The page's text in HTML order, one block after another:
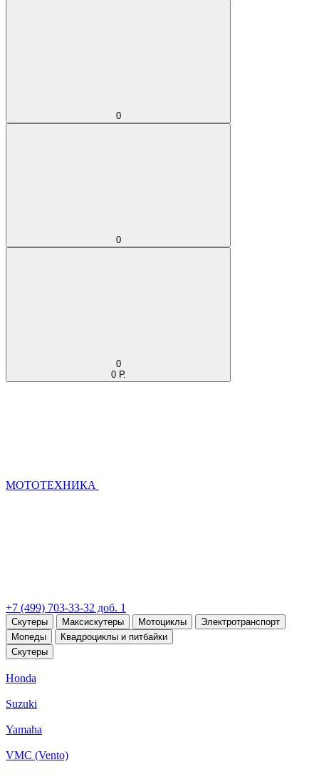
0
0
0
0 Р.
МОТОТЕХНИКА
+7 (499) 703-33-32 доб. 1
Скутеры Максискутеры Мотоциклы
Электротранспорт
Мопеды
Квадроциклы и питбайки
Скутеры
Honda
Suzuki
Yamaha
VMC (Vento)